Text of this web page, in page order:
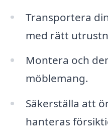
Transportera
med rätt
Montera och
möblemang.
Säkerställa att
hanteras